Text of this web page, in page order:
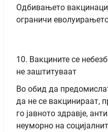
Одбивањето
ограничи
10. Вакцините се
не заштитуваат
Во обид да
да не се вакцинираат,
го јавното здравје,
неуморно на